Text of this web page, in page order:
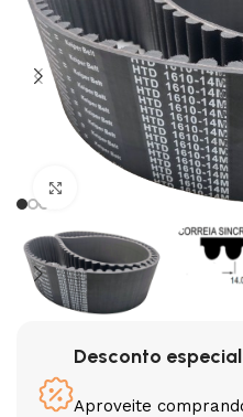
Clique para ampliar
Desconto
Aproveite